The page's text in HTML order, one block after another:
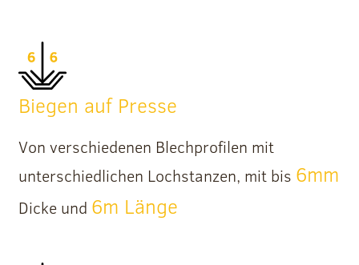
Biegen auf Presse
Von verschiedenen Blechprofilen mit
unterschiedlichen Lochstanzen, mit bis 6mm
Dicke und 6m Länge